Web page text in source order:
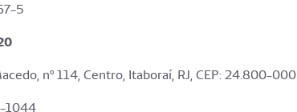
5
nº 114, Centro, Itaboraí, RJ, CEP: 24.800-000
1044